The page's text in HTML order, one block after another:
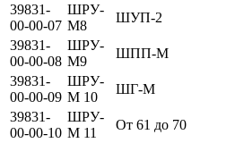
39831-
00-00-07
ШРУ-
М8
ШУП-2
39831-
00-00-08
ШРУ-
М9
ШПП-М
39831-
00-00-09
ШРУ-
М 10
ШГ-М
39831-
00-00-10
ШРУ-
М 11
От 61 до 70